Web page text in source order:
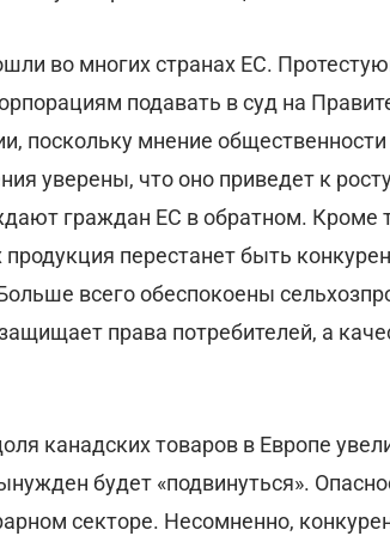
во многих странах ЕС.
подавать в суд на
поскольку мнение
уверены, что оно приведет к
граждан ЕС в обратном. Кроме
перестанет быть
всего обеспокоены
права потребителей, а
канадских товаров в Европе
будет «подвинуться».
секторе. Несомненно,